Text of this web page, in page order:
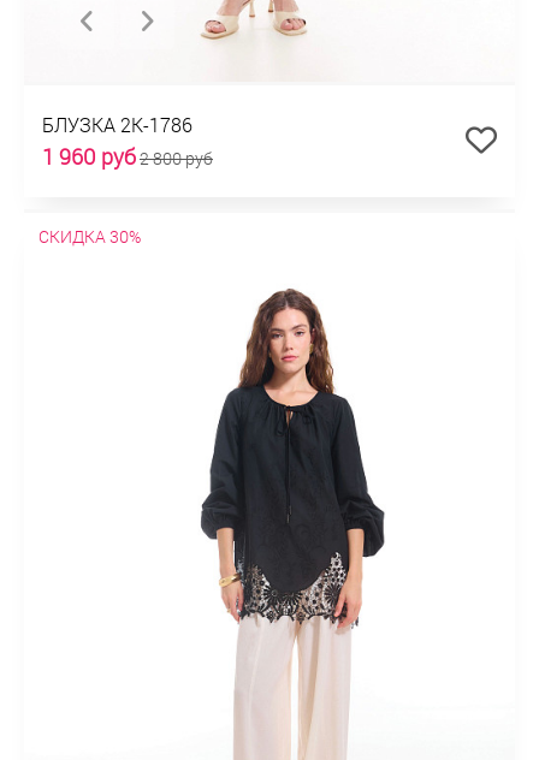
БЛУЗКА 2К-1786
1 960 руб2 800 руб
СКИДКА 30%